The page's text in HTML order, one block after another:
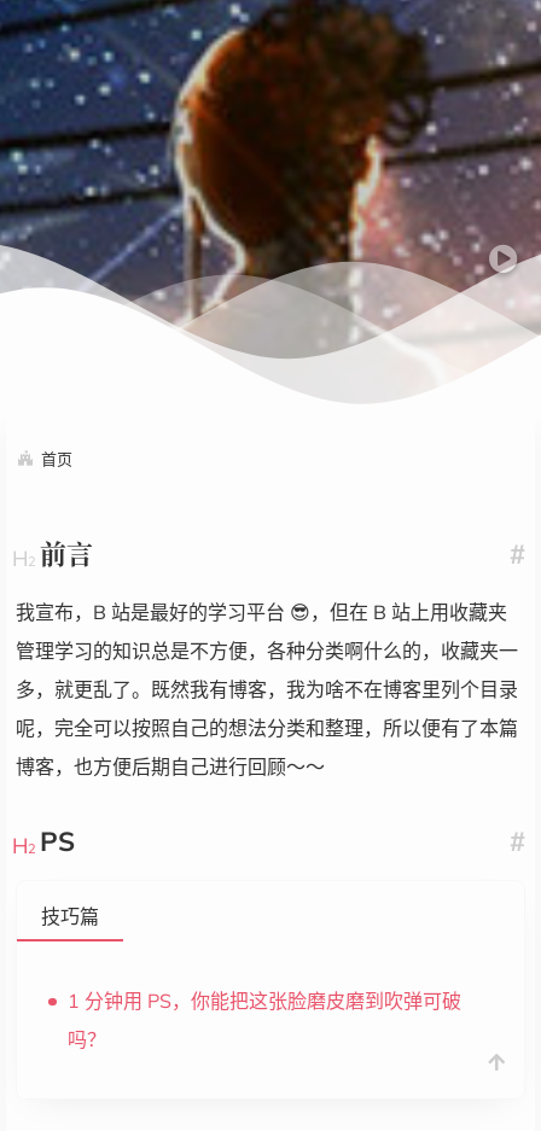
首页
#
前言
我宣布，B 站是最好的学习平台 😎，但在 B 站上用收藏夹
管理学习的知识总是不方便，各种分类啊什么的，收藏夹一
多，就更乱了。既然我有博客，我为啥不在博客里列个目录
呢，完全可以按照自己的想法分类和整理，所以便有了本篇
博客，也方便后期自己进行回顾～～
#
PS
技巧篇
1 分钟用 PS，你能把这张脸磨皮磨到吹弹可破
吗？